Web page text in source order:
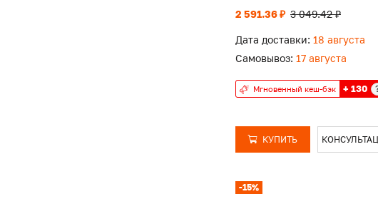
2 591.36 ₽ 3 049.42 ₽
Дата доставки: 18 августа
Самовывоз: 17 августа
Мгновенный кеш-бэк + 130
КУПИТЬ
-15%